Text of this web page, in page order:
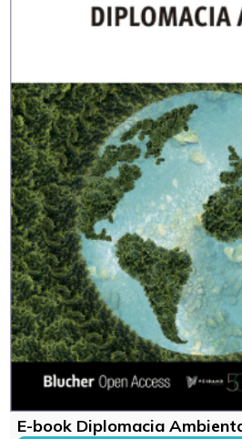
E-book Diplomacia